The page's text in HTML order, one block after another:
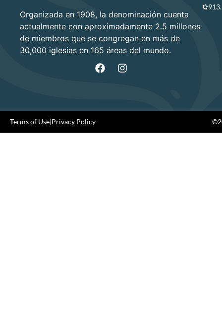
Organizada en 1908, la denominación cuenta
actualmente con aproximadamente 2.5 millones
de miembros que se congregan en más de
30,000 iglesias en 165 áreas del mundo.
Terms of Use Privacy Policy